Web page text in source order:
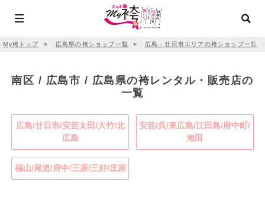
My袴トップ ＞ 広島県の袴ショップ一覧 ＞ 広島・廿日市エリアの袴ショップ一覧
南区 / 広島市 / 広島県の袴レンタル・販売店の
一覧
広島/廿日市/安芸太田/大竹/北
広島
安芸/呉/東広島/江田島/府中町/
海田
福山/尾道/府中/三原/三好/庄原